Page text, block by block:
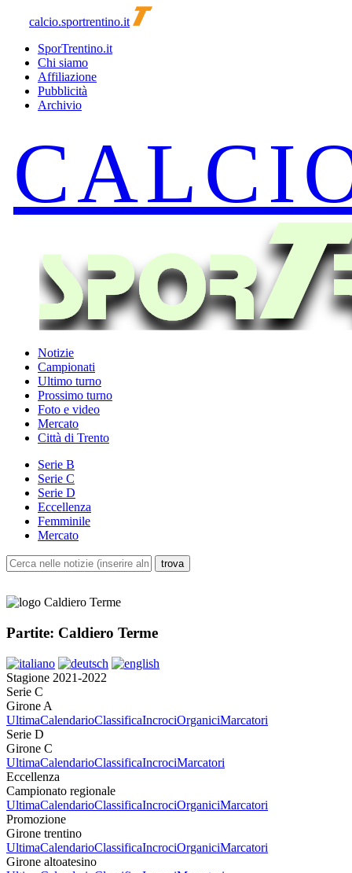
calcio.sportrentino.it
SporTrentino.it
Chi siamo
Affiliazione
Pubblicità
Archivio
Notizie
Campionati
Ultimo turno
Prossimo turno
Foto e video
Mercato
Città di Trento
Serie B
Serie C
Serie D
Eccellenza
Femminile
Mercato
Partite: Caldiero Terme
Stagione 2021-2022
Serie C
Girone A
UltimaCalendarioClassificaIncrociOrganiciMarcatori
Serie D
Girone C
UltimaCalendarioClassificaIncrociMarcatori
Eccellenza
Campionato regionale
UltimaCalendarioClassificaIncrociOrganiciMarcatori
Promozione
Girone trentino
UltimaCalendarioClassificaIncrociOrganiciMarcatori
Girone altoatesino